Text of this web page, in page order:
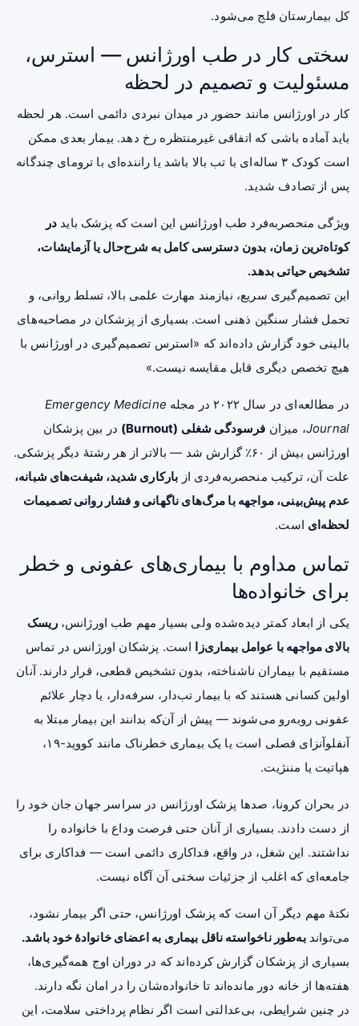
کل بیمارستان فلج می‌شود.
سختی کار در طب اورژانس — استرس،
مسئولیت و تصمیم در لحظه
کار در اورژانس مانند حضور در میدان نبردی دائمی است. هر لحظه
باید آماده باشی که اتفاقی غیرمنتظره رخ دهد. بیمار بعدی ممکن
است کودک ۳ ساله‌ای با تب بالا باشد یا راننده‌ای با ترومای چندگانه
پس از تصادف شدید.
ویژگی منحصربه‌فرد طب اورژانس این است که پزشک باید در
کوتاه‌ترین زمان، بدون دسترسی کامل به شرح‌حال یا آزمایشات،
تشخیص حیاتی بدهد.
این تصمیم‌گیری سریع، نیازمند مهارت علمی بالا، تسلط روانی، و
تحمل فشار سنگین ذهنی است. بسیاری از پزشکان در مصاحبه‌های
بالینی خود گزارش داده‌اند که «استرس تصمیم‌گیری در اورژانس با
هیچ تخصص دیگری قابل مقایسه نیست.»
در مطالعه‌ای در سال ۲۰۲۲ در مجله
Emergency Medicine
Journal، میزان فرسودگی شغلی (Burnout)
در بین پزشکان
اورژانس بیش از ۶۰٪ گزارش شد — بالاتر از هر رشتهٔ دیگر پزشکی.
علت آن، ترکیب منحصر‌به‌فردی از بارکاری شدید، شیفت‌های شبانه،
عدم پیش‌بینی، مواجهه با مرگ‌های ناگهانی و فشار روانی تصمیمات
لحظه‌ای است.
تماس مداوم با بیماری‌های عفونی و خطر
برای خانواده‌ها
یکی از ابعاد کمتر دیده‌شده ولی بسیار مهم طب اورژانس،ریسک
بالای مواجهه با عوامل بیماری‌زا است. پزشکان اورژانس در تماس
مستقیم با بیماران ناشناخته، بدون تشخیص قطعی، قرار دارند. آنان
اولین کسانی هستند که با بیمار تب‌دار، سرفه‌دار، یا دچار علائم
عفونی روبه‌رو می‌شوند — پیش از آن‌که بدانند این بیمار مبتلا به
آنفلوآنزای فصلی است یا یک بیماری خطرناک مانند کووید-۱۹،
هپاتیت یا مننژیت.
در بحران کرونا، صدها پزشک اورژانس در سراسر جهان جان خود را
از دست دادند. بسیاری از آنان حتی فرصت وداع با خانواده را
نداشتند. این شغل، در واقع، فداکاری دائمی است — فداکاری برای
جامعه‌ای که اغلب از جزئیات سختی آن آگاه نیست.
نکتهٔ مهم دیگر آن است که پزشک اورژانس، حتی اگر بیمار نشود،
می‌تواندبه‌طور ناخواسته ناقل بیماری به اعضای خانوادهٔ خود باشد.
بسیاری از پزشکان گزارش کرده‌اند که در دوران اوج همه‌گیری‌ها،
هفته‌ها از خانه دور مانده‌اند تا خانواده‌شان را در امان نگه دارند.
در چنین شرایطی، بی‌عدالتی است اگر نظام پرداختی سلامت، این